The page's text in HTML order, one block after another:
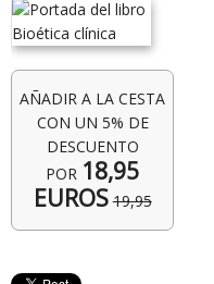
AÑADIR A LA CESTA
CON UN 5% DE
DESCUENTO
POR 18,95
EUROS 19,95